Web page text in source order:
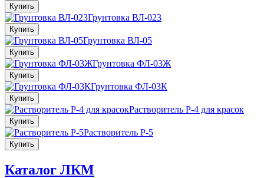
Купить
Грунтовка ВЛ-023
Купить
Грунтовка ВЛ-05
Купить
Грунтовка ФЛ-03Ж
Купить
Грунтовка ФЛ-03К
Купить
Растворитель Р-4 для красок
Купить
Растворитель Р-5
Купить
Каталог ЛКМ